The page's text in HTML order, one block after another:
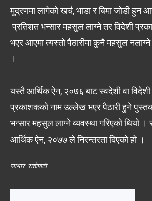
मुद्रणमा लागेको खर्च, भाडा र बिमा जोडी हुन
प्रतिशत भन्सार महसुल लाग्ने तर विदेशी
भएर आएमा त्यस्तो पैठारीमा कुनै महसुल नलाग्ने
।
यस्तै आर्थिक ऐन, २०७६ बाट स्वदेशी वा
प्रकाशकको नाम उल्लेख भएर पैठारी हुने
भन्सार महसुल लाग्ने व्यवस्था गरिएको थियो ।
आर्थिक ऐन, २०७७ ले निरन्तरता दिएको हो ।
साभार: रातोपाटी